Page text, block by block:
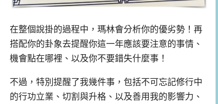
在整個說掛的過程中，瑪林會分析你的優劣勢！再
搭配你的卦象去提醒你這一年應該要注意的事情、
機會點在哪裡、以及你不要錯失什麼事！
不過，特別提醒了我幾件事，包括不可忘記修行中
的行功立業、切割與升格、以及善用我的影響力、